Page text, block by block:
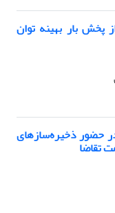
بار بهینه توان
حضور ذخیره‌سازهای
تقاضا